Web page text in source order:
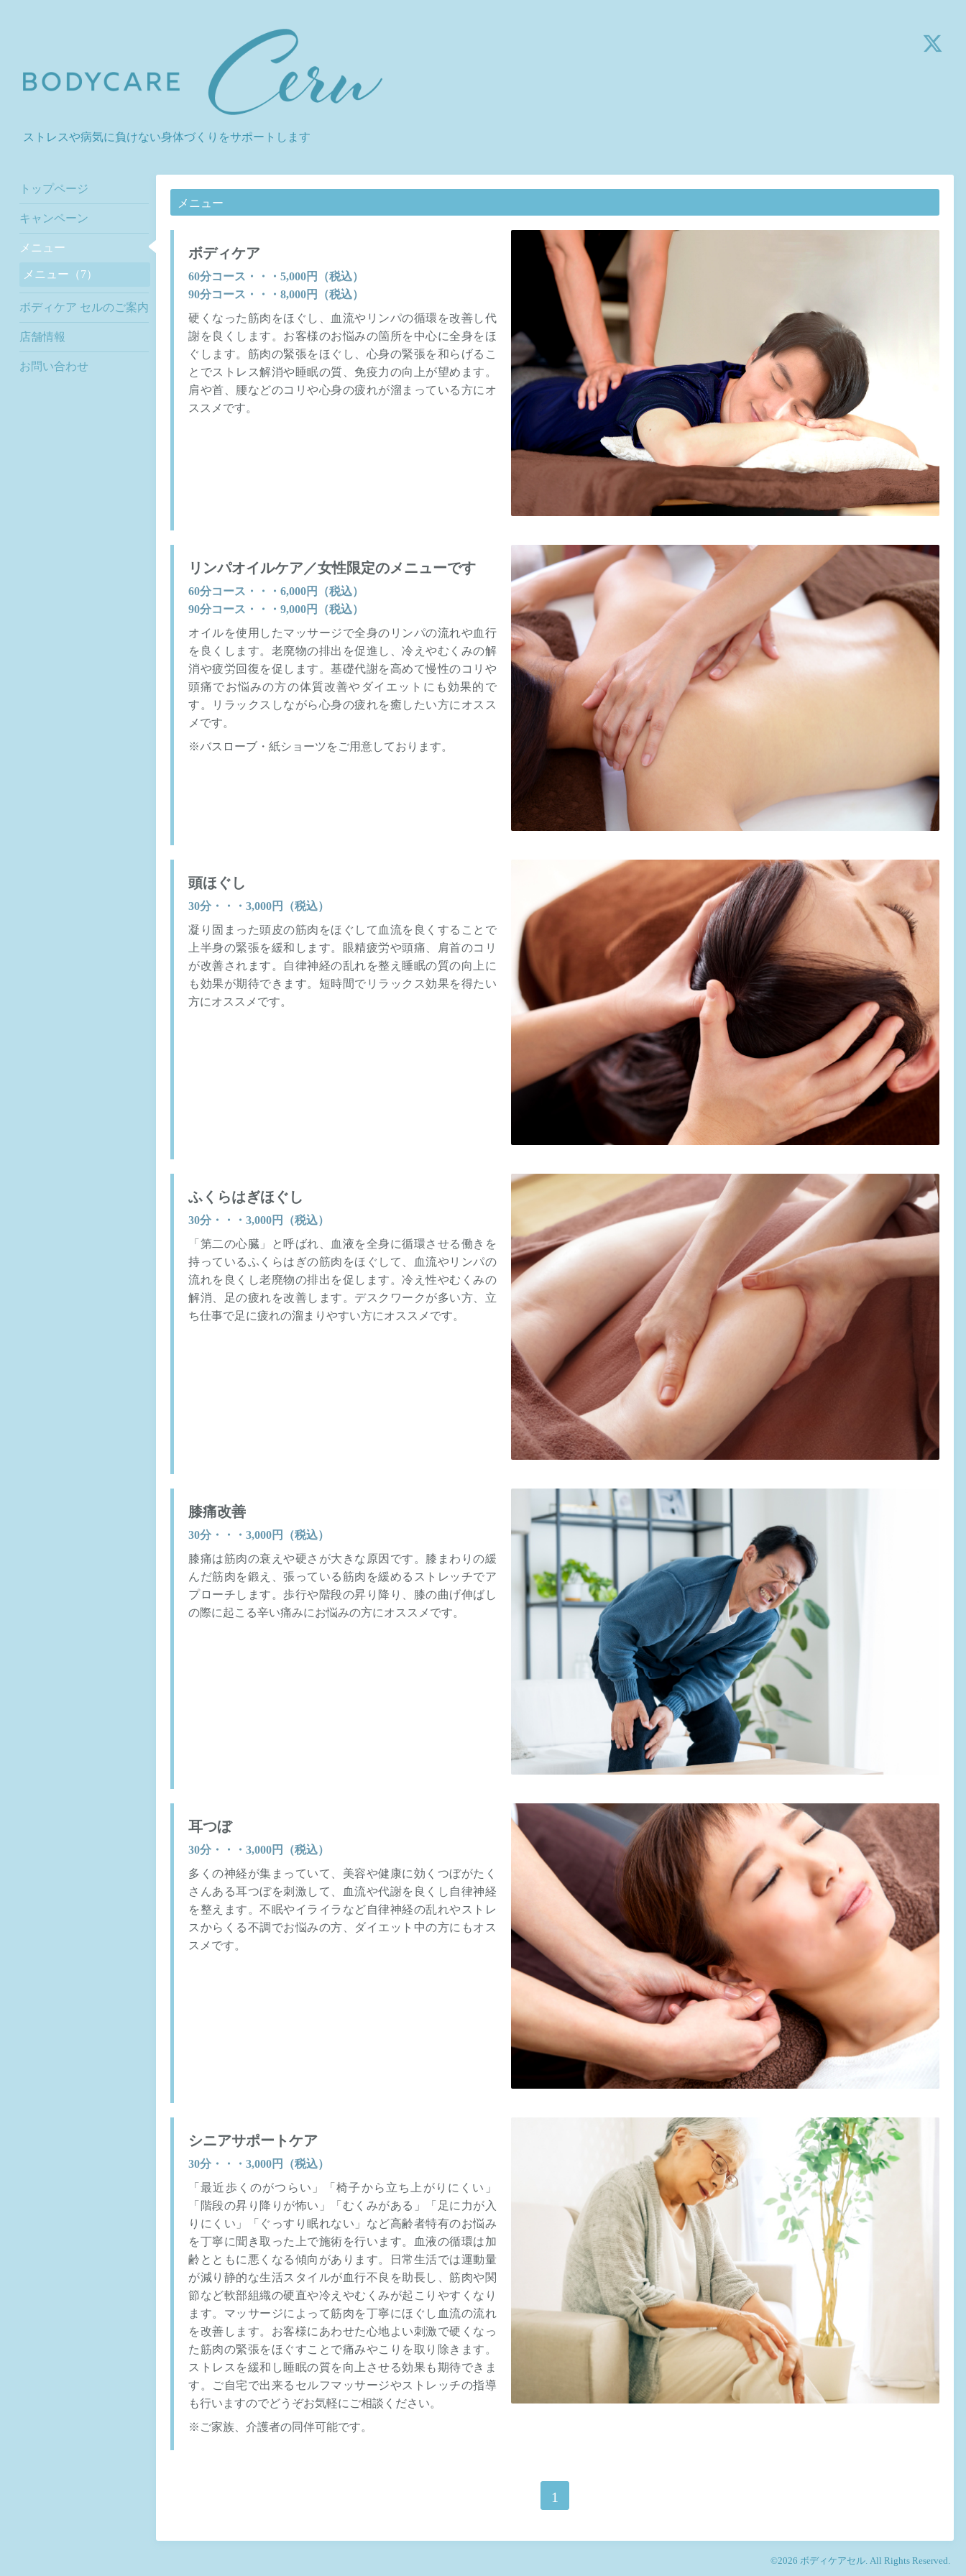
ストレスや病気に負けない身体づくりをサポートします
メニュー
ボディケア
60分コース・・・5,000円（税込）
90分コース・・・8,000円（税込）
硬くなった筋肉をほぐし、血流やリンパの循環を改善し代
謝を良くします。お客様のお悩みの箇所を中心に全身をほ
ぐします。筋肉の緊張をほぐし、心身の緊張を和らげるこ
とでストレス解消や睡眠の質、免疫力の向上が望めます。
肩や首、腰などのコリや心身の疲れが溜まっている方にオ
ススメです。
リンパオイルケア／女性限定のメニューです
60分コース・・・6,000円（税込）
90分コース・・・9,000円（税込）
オイルを使用したマッサージで全身のリンパの流れや血行
を良くします。老廃物の排出を促進し、冷えやむくみの解
消や疲労回復を促します。基礎代謝を高めて慢性のコリや
頭痛でお悩みの方の体質改善やダイエットにも効果的で
す。リラックスしながら心身の疲れを癒したい方にオスス
メです。
※バスローブ・紙ショーツをご用意しております。
頭ほぐし
30分・・・3,000円（税込）
凝り固まった頭皮の筋肉をほぐして血流を良くすることで
上半身の緊張を緩和します。眼精疲労や頭痛、肩首のコリ
が改善されます。自律神経の乱れを整え睡眠の質の向上に
も効果が期待できます。短時間でリラックス効果を得たい
方にオススメです。
ふくらはぎほぐし
30分・・・3,000円（税込）
「第二の心臓」と呼ばれ、血液を全身に循環させる働きを
持っているふくらはぎの筋肉をほぐして、血流やリンパの
流れを良くし老廃物の排出を促します。冷え性やむくみの
解消、足の疲れを改善します。デスクワークが多い方、立
ち仕事で足に疲れの溜まりやすい方にオススメです。
膝痛改善
30分・・・3,000円（税込）
膝痛は筋肉の衰えや硬さが大きな原因です。膝まわりの緩
んだ筋肉を鍛え、張っている筋肉を緩めるストレッチでア
プローチします。歩行や階段の昇り降り、膝の曲げ伸ばし
の際に起こる辛い痛みにお悩みの方にオススメです。
耳つぼ
30分・・・3,000円（税込）
多くの神経が集まっていて、美容や健康に効くつぼがたく
さんある耳つぼを刺激して、血流や代謝を良くし自律神経
を整えます。不眠やイライラなど自律神経の乱れやストレ
スからくる不調でお悩みの方、ダイエット中の方にもオス
スメです。
シニアサポートケア
30分・・・3,000円（税込）
「最近歩くのがつらい」「椅子から立ち上がりにくい」
「階段の昇り降りが怖い」「むくみがある」「足に力が入
りにくい」「ぐっすり眠れない」など高齢者特有のお悩み
を丁寧に聞き取った上で施術を行います。血液の循環は加
齢とともに悪くなる傾向があります。日常生活では運動量
が減り静的な生活スタイルが血行不良を助長し、筋肉や関
節など軟部組織の硬直や冷えやむくみが起こりやすくなり
ます。マッサージによって筋肉を丁寧にほぐし血流の流れ
を改善します。お客様にあわせた心地よい刺激で硬くなっ
た筋肉の緊張をほぐすことで痛みやこりを取り除きます。
ストレスを緩和し睡眠の質を向上させる効果も期待できま
す。ご自宅で出来るセルフマッサージやストレッチの指導
も行いますのでどうぞお気軽にご相談ください。
※ご家族、介護者の同伴可能です。
1
©2026 ボディケアセル. All Rights Reserved.
トップページ
キャンペーン
メニュー
メニュー（7）
ボディケア セルのご案内
店舗情報
お問い合わせ